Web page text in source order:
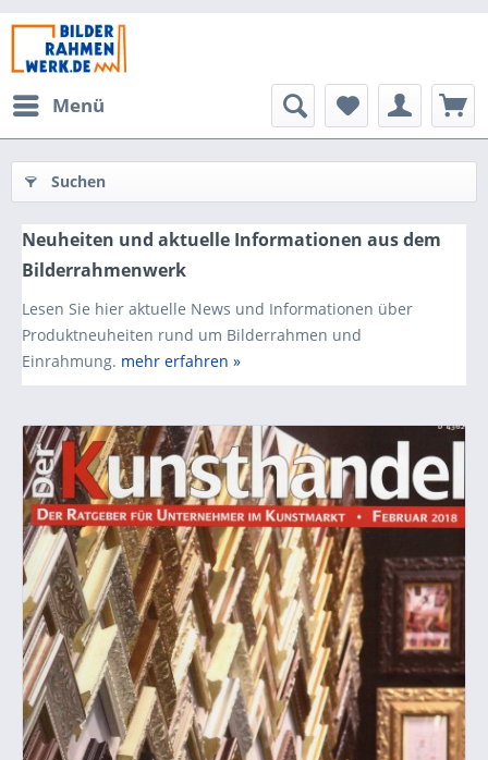
Menü
Suchen
Neuheiten und aktuelle Informationen aus dem
Bilderrahmenwerk
Lesen Sie hier aktuelle News und Informationen über
Produktneuheiten rund um Bilderrahmen und
Einrahmung. mehr erfahren »